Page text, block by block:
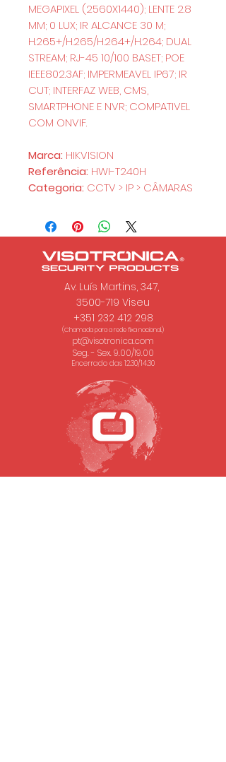
MEGAPIXEL (2560X1440); LENTE 2.8
MM; 0 LUX; IR ALCANCE 30 M;
H.265+/H.265/H.264+/H.264; DUAL
STREAM; RJ-45 10/100 BASET; POE
IEEE802.3AF; IMPERMEAVEL IP67; IR
CUT; INTERFAZ WEB, CMS,
SMARTPHONE E NVR; COMPATIVEL
COM ONVIF.
Marca: HIKVISION
Referência: HWI-T240H
Categoria: CCTV > IP > CÂMARAS
Av. Luís Martins, 347,
3500-719 Viseu
+351 232 412 298
(Chamada para a rede fixa nacional.)
pt@visotronica.com
Seg. - Sex. 9.00/19.00
Encerrado das 12.30/14.30